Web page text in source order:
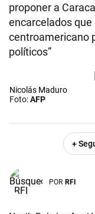
proponer a
encarcelados
centroamericano
políticos”
Nicolás Maduro
Foto:AFP
+
POR RFI